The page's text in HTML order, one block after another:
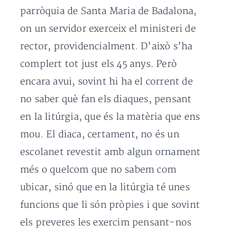
parròquia de Santa Maria de Badalona,
on un servidor exerceix el ministeri de
rector, providencialment. D’això s’ha
complert tot just els 45 anys. Però
encara avui, sovint hi ha el corrent de
no saber què fan els diaques, pensant
en la litúrgia, que és la matèria que ens
mou. El diaca, certament, no és un
escolanet revestit amb algun ornament
més o quelcom que no sabem com
ubicar, sinó que en la litúrgia té unes
funcions que li són pròpies i que sovint
els preveres les exercim pensant-nos